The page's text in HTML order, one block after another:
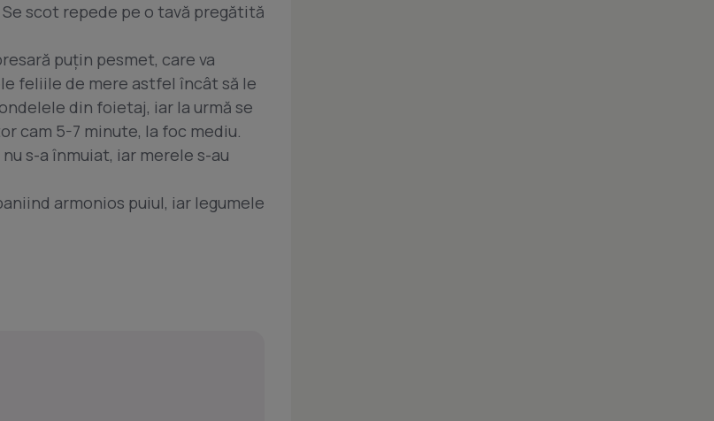
scot repede pe o tavă pregătită
puţin pesmet, care va
feliile de mere astfel încât să le
din foietaj, iar la urmă se
cam 5-7 minute, la foc mediu.
s-a înmuiat, iar merele s-au
armonios puiul, iar legumele